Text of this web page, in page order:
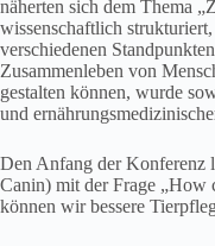
näherten sich dem Thema
wissenschaftlich
verschiedenen
Zusammenleben von
gestalten können, wurde
und
Den Anfang der Konferenz
Canin) mit der Frage „How
können wir bessere